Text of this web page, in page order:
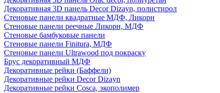
Декоративная 3D панель Decor Dizayn, полистирол
Стеновые панели квадратные МДФ, Ликорн
Стеновые панели реечные Ликорн, МДФ
Стеновые бамбуковые панели
Стеновые панели Finitura, МДФ
Стеновые панели Ultrawood под покраску
Брус декоративный МДФ
Декоративные рейки (Баффели)
Декоративные рейки Decor Dizayn
Декоративные рейки Cosca, экополимер